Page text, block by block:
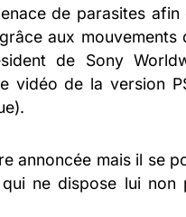
de parasites
aux
de Sony
vidéo de la version
annoncée mais il se
ne dispose lui non